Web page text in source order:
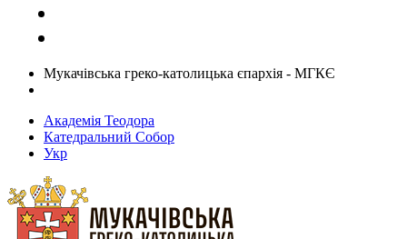
Мукачівська греко-католицька єпархія - МГКЄ
Академія Теодора
Катедральний Собор
Укр